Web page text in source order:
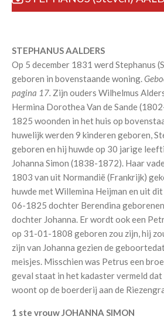
STEPHANUS AALDERS
Op 5 december 1831 werd Stephanus
geboren in bovenstaande woning.
pagina 17. Zijn ouders Wilhelmus
Hermina Dorothea Van de Sande
1825 woonden in het huis op
huwelijk werden 9 kinderen geboren,
geboren en hij huwde op 30 jarige
Johanna Simon (1838-1872). Haar
1803 van uit Normandië (Frankrijk)
huwde met Willemina Heijman en uit
06-1825 dochter Berendina
dochter Johanna. Er wordt ook een
op 31-01-1808 geboren zou zijn, hij
zijn van Johanna gezien de
meisjes. Misschien was Petrus een
geval staat in het kadaster vermeld dat
woont op de boerderij aan de
1 ste vrouw JOHANNA SIMON